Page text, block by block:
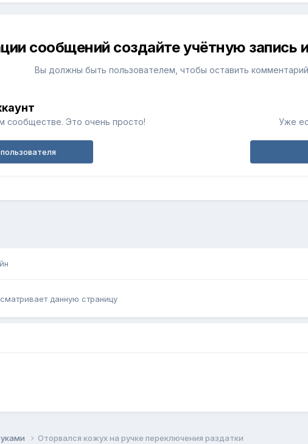
сообщений создайте учётную запись
Вы должны быть пользователем, чтобы оставить комментарий
сообществе. Это очень просто! Уже
данную страницу
Оторвался кожух на ручке переключения раздатки